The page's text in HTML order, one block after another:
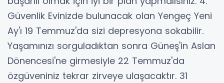
Güvenlik Evinizde bulunacak olan Yengeç Yeni
Ay'ı 19 Temmuz'da sizi depresyona sokabilir.
Yaşamınızı sorguladıktan sonra Güneş'in Aslan
Dönencesi'ne girmesiyle 22 Temmuz'da
özgüveniniz tekrar zirveye ulaşacaktır. 31